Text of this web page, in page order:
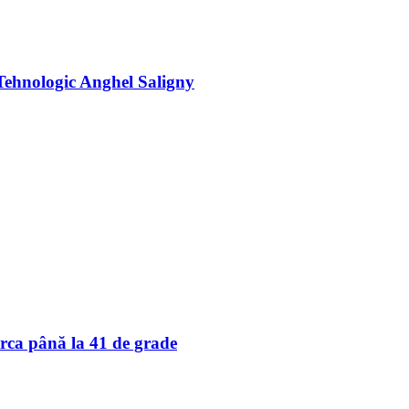
Anghel Saligny
până la 41 de grade